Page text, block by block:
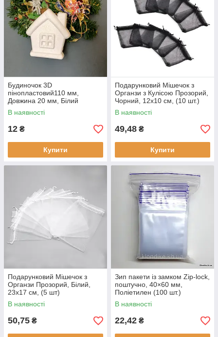
Будиночок 3D
пінопластовий110 мм,
Довжина 20 мм, Білий
В наявності
12 ₴
Купити
Подарунковий Мішечок з
Органзи з Кулісою Прозорий,
Чорний, 12х10 см, (10 шт.)
В наявності
49,48 ₴
Купити
Подарунковий Мішечок з
Органзи Прозорий, Білий,
23х17 см, (5 шт)
В наявності
50,75 ₴
Зип пакети із замком Zip-lock,
поштучно, 40×60 мм,
Поліетилен (100 шт.)
В наявності
22,42 ₴